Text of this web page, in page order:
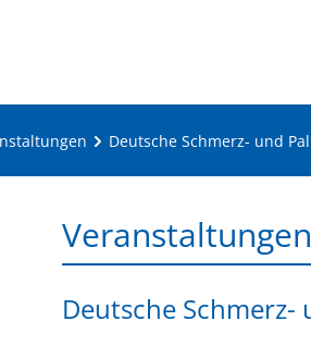
Deutsche Schmerz- und
Veranstaltungen
Deutsche Schmerz-